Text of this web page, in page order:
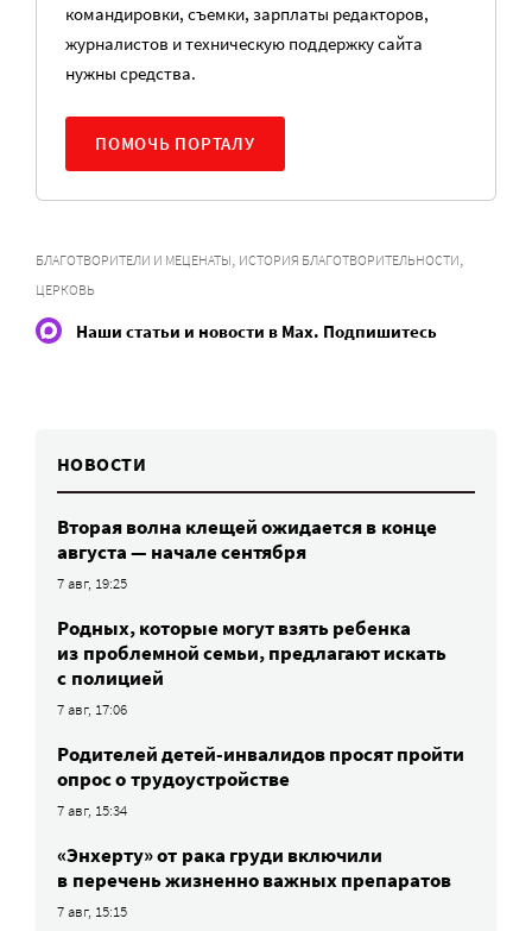
командировки, съемки, зарплаты редакторов,
журналистов и техническую поддержку сайта
нужны средства.
ПОМОЧЬ ПОРТАЛУ
БЛАГОТВОРИТЕЛИ И МЕЦЕНАТЫ, ИСТОРИЯ БЛАГОТВОРИТЕЛЬНОСТИ,
ЦЕРКОВЬ
Наши статьи и новости в Max. Подпишитесь
НОВОСТИ
Вторая волна клещей ожидается в конце
августа — начале сентября
7 авг, 19:25
Родных, которые могут взять ребенка
из проблемной семьи, предлагают искать
с полицией
7 авг, 17:06
Родителей детей-инвалидов просят пройти
опрос о трудоустройстве
7 авг, 15:34
«Энхерту» от рака груди включили
в перечень жизненно важных препаратов
7 авг, 15:15